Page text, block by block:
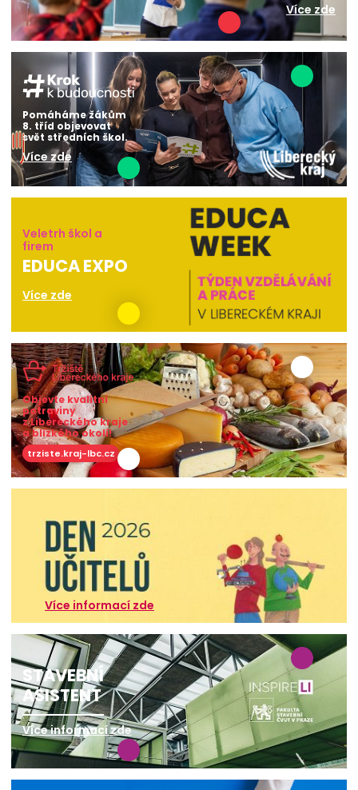
Více zde
Pomáháme žákům
8. tříd objevovat
svět středních škol.
Více zde
Veletrh škol a
firem
EDUCA EXPO
Více zde
Objevte kvalitní
potraviny
z Libereckého kraje
a blízkého okolí!
trziste.kraj-lbc.cz
Více informací zde
STAVEBNÍ
ASISTENT
Více informací zde